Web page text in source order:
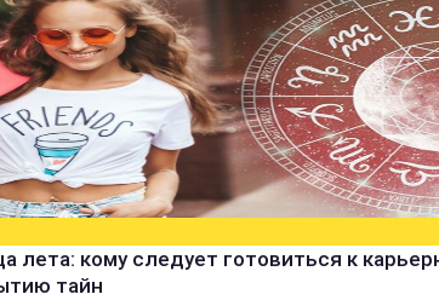
лета: кому следует готовиться к
тайн